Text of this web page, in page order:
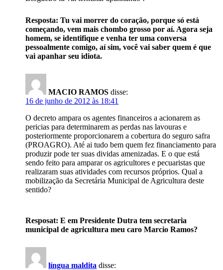
Resposta: Tu vai morrer do coração, porque só está
começando, vem mais chombo grosso por aí. Agora seja
homem, se identifique e venha ter uma conversa
pessoalmente comigo, aí sim, você vai saber quem é que
vai apanhar seu idiota.
MACIO RAMOS disse:
16 de junho de 2012 às 18:41
O decreto ampara os agentes financeiros a acionarem as
pericias para determinarem as perdas nas lavouras e
posteriormente proporcionarem a cobertura do seguro safra
(PROAGRO). Até ai tudo bem quem fez financiamento para
produzir pode ter suas dividas amenizadas. E o que está
sendo feito para amparar os agricultores e pecuaristas que
realizaram suas atividades com recursos próprios. Qual a
mobilização da Secretária Municipal de Agricultura deste
sentido?
Resposat: E em Presidente Dutra tem secretaria
municipal de agricultura meu caro Marcio Ramos?
língua maldita disse: